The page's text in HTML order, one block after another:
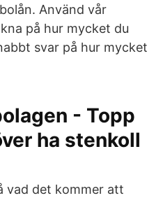
Använd vår
på hur mycket du
svar på hur mycket
- Topp
ha stenkoll
vad det kommer att